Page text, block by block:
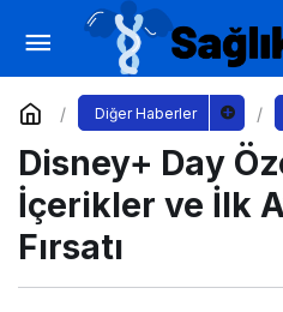
Diğer Haberler
Disney+ Day
İçerikler ve İlk
Fırsatı
İTÜ, TEKNOFEST
OlduYorum Yap Paylaş